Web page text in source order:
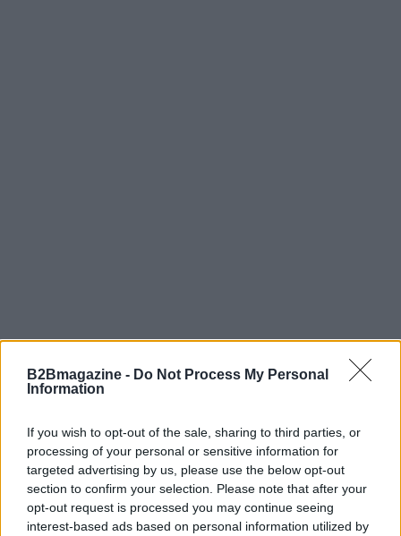
B2Bmagazine - Do Not Process My Personal
Information
If you wish to opt-out of the sale, sharing to third parties, or
processing of your personal or sensitive information for
targeted advertising by us, please use the below opt-out
section to confirm your selection. Please note that after your
opt-out request is processed you may continue seeing
interest-based ads based on personal information utilized by
Continua a leggere